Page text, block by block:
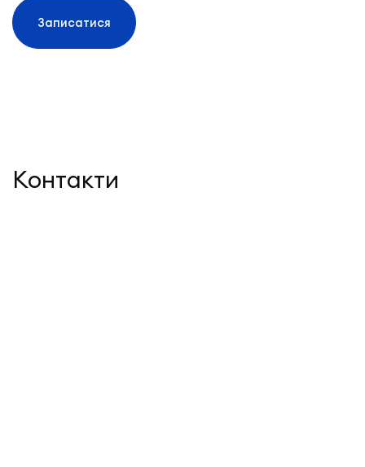
Записатися
Контакти